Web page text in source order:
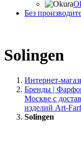
Без
Solingen
Интернет-
Бренды |
Москве с
изделий Art-
Solingen